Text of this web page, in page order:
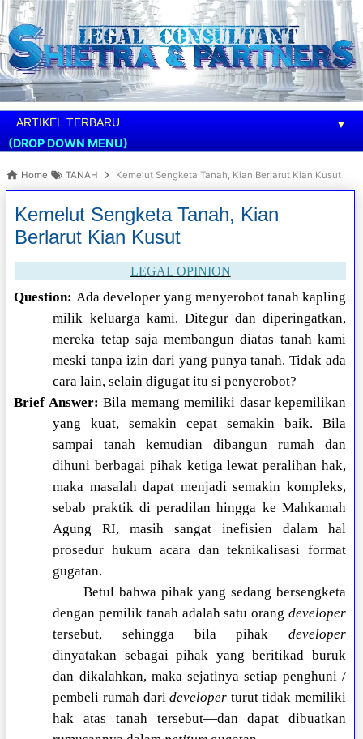
▼
(DROP DOWN MENU)
Home TANAH Kemelut Sengketa Tanah, Kian Berlarut Kian Kusut
Kemelut Sengketa Tanah, Kian
Berlarut Kian Kusut
LEGAL OPINION
Question: Ada developer yang menyerobot tanah kapling
milik keluarga kami. Ditegur dan diperingatkan,
mereka tetap saja membangun diatas tanah kami
meski tanpa izin dari yang punya tanah. Tidak ada
cara lain, selain digugat itu si penyerobot?
Brief Answer: Bila memang memiliki dasar kepemilikan
yang kuat, semakin cepat semakin baik. Bila
sampai tanah kemudian dibangun rumah dan
dihuni berbagai pihak ketiga lewat peralihan hak,
maka masalah dapat menjadi semakin kompleks,
sebab praktik di peradilan hingga ke Mahkamah
Agung RI, masih sangat inefisien dalam hal
prosedur hukum acara dan teknikalisasi format
gugatan.
Betul bahwa pihak yang sedang bersengketa
dengan pemilik tanah adalah satu orang developer
tersebut, sehingga bila pihak developer
dinyatakan sebagai pihak yang beritikad buruk
dan dikalahkan, maka sejatinya setiap penghuni /
pembeli rumah darideveloper turut tidak memiliki
hak atas tanah tersebut—dan dapat dibuatkan